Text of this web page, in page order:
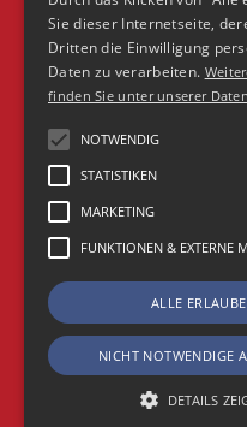
Sie dieser Internetseite,
Dritten die Einwilligung
Daten zu verarbeiten.
finden Sie unter unserer
NOTWENDIG
STATISTIKEN
MARKETING
FUNKTIONEN & EXTERNE
ALLE
NICHT NOTWENDIGE
DETAILS